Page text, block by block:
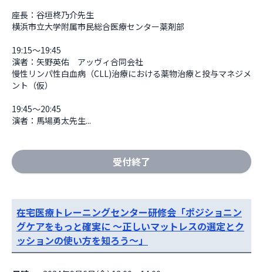
座長：谷垣柊乃介先生
横浜市立大学附属市民総合医療センター薬剤部
19:15～19:45
演者：矢野英佑　アッヴィ合同会社
慢性リンパ性白血病（CLL)治療における薬物治療と投与マネジメ
ント（仮）
19:45～20:45
演者：馬場勇太先生...
受付終了
在宅医療トレーニングセンター研修会「ポジショニン
グケアをもっと確実に ～正しいマットレスの選定とク
ッションの使い方を知ろう～」